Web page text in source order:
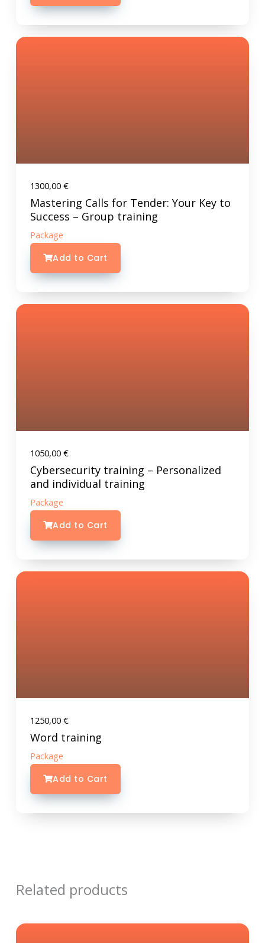
1300,00 €
Mastering Calls for Tender: Your Key to
Success – Group training
Package
Add to Cart
1050,00 €
Cybersecurity training – Personalized
and individual training
Package
Add to Cart
1250,00 €
Word training
Package
Add to Cart
Related products